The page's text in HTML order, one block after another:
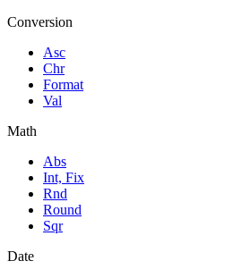
Conversion
Asc
Chr
Format
Val
Math
Abs
Int, Fix
Rnd
Round
Sqr
Date